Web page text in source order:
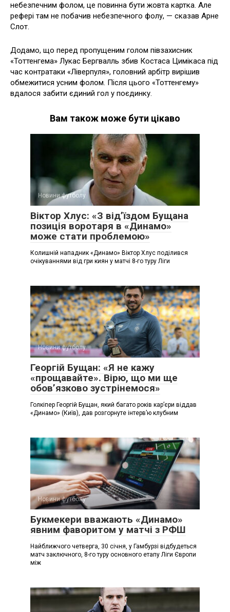
небезпечним фолом, це повинна бути жовта картка. Але
рефері там не побачив небезпечного фолу, — сказав Арне
Слот.
Додамо, що перед пропущеним голом півзахисник
«Тоттенгема» Лукас Бергвалль збив Костаса Цимікаса під
час контратаки «Ліверпуля», головний арбітр вирішив
обмежитися усним фолом. Після цього «Тоттенгему»
вдалося забити єдиний гол у поєдинку.
Вам також може бути цікаво
Новини футболу
Віктор Хлус: «З від’їздом Бущана
позиція воротаря в «Динамо»
може стати проблемою»
Колишній нападник «Динамо» Віктор Хлус поділився
очікуваннями від гри киян у матчі 8-го туру Ліги
Новини футболу
Георгій Бущан: «Я не кажу
«прощавайте». Вірю, що ми ще
обов’язково зустрінемося»
Голкіпер Георгій Бущан, який багато років кар’єри віддав
«Динамо» (Київ), дав розгорнуте інтерв’ю клубним
Новини футболу
Букмекери вважають «Динамо»
явним фаворитом у матчі з РФШ
Найближчого четверга, 30 січня, у Гамбурзі відбудеться
матч заключного, 8-го туру основного етапу Ліги Європи
між